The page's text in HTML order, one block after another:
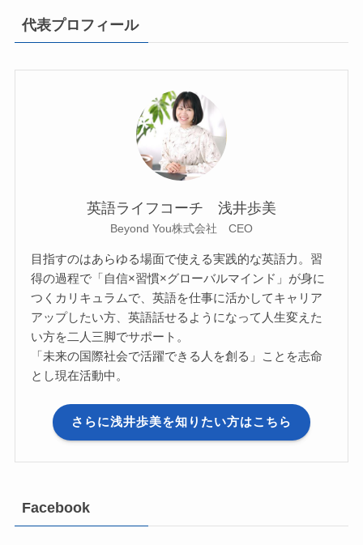
代表プロフィール
英語ライフコーチ 浅井歩美
Beyond You株式会社 CEO
目指すのはあらゆる場面で使える実践的な英語力。習
得の過程で「自信×習慣×グローバルマインド」が身に
つくカリキュラムで、英語を仕事に活かしてキャリア
アップしたい方、英語話せるようになって人生変えた
い方を二人三脚でサポート。
「未来の国際社会で活躍できる人を創る」ことを志命
とし現在活動中。
さらに浅井歩美を知りたい方はこちら
Facebook